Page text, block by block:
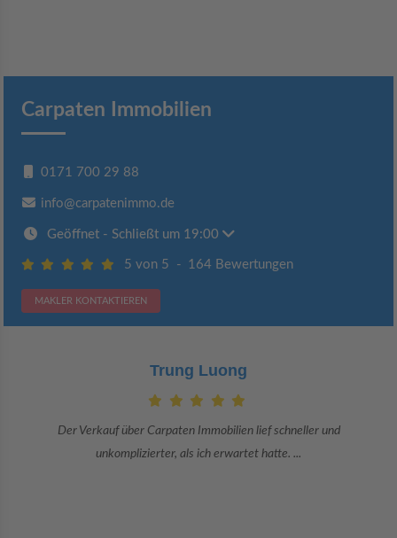
Carpaten Immobilien
0171 700 29 88
info@carpatenimmo.de
Geöffnet - Schließt um 19:00
5 von 5 - 164 Bewertungen
MAKLER KONTAKTIEREN
Trung Luong
Der Verkauf über Carpaten Immobilien lief schneller und
unkomplizierter, als ich erwartet hatte. ...